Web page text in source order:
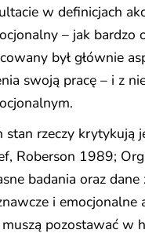
w definicjach
– jak bardzo
był głównie
swoją pracę – i z
stan rzeczy krytykują
Roberson 1989;
badania oraz
i emocjonalne
pozostawać w